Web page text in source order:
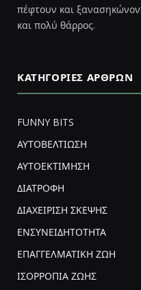
πέφτουν και
και πολύ θάρρος.
ΚΑΤΗΓΟΡΊΕΣ ΆΡΘΡΩΝ
FUNNY BITS
ΑΥΤΟΒΕΛΤΙΩΣΗ
ΑΥΤΟΕΚΤΙΜΗΣΗ
ΔΙΑΤΡΟΦΗ
ΔΙΑΧΕΙΡΙΣΗ ΣΚΕΨΗΣ
ΕΝΣΥΝΕΙΔΗΤΟΤΗΤΑ
ΕΠΑΓΓΕΛΜΑΤΙΚΗ ΖΩΗ
ΙΣΟΡΡΟΠΙΑ ΖΩΗΣ